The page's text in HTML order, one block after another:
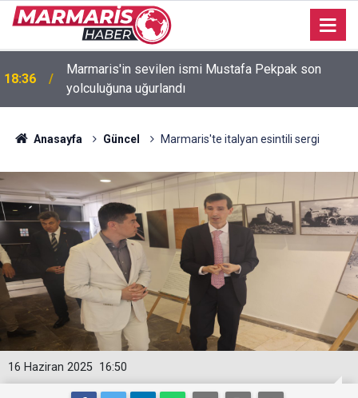
Marmaris'in sevilen ismi Mustafa Pekpak son
yolculuğuna uğurlandı
16:35
Bakan Fidan: "Körfez'de devam eden savaş
dikkatimizi Filistin meselesinden ayırmadı"
Anasayfa Güncel Marmaris'te italyan esintili sergi
16:50
16 Haziran 2025